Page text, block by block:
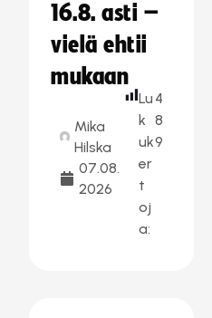
16.8. asti –
vielä ehtii
mukaan
Mika
Hilska
07.08.
2026
Lu
k
uk
er
t
oj
a:
4
8
9